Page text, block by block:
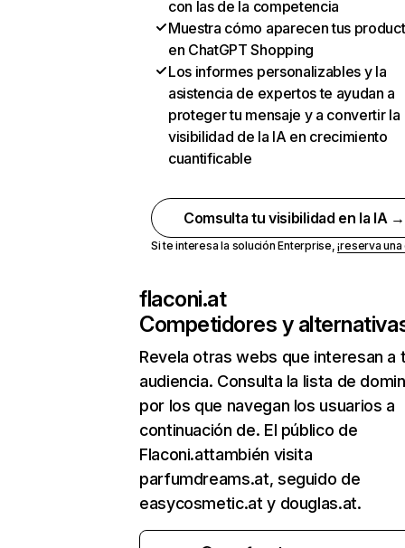
con las de la competencia
Muestra cómo aparecen tus
en ChatGPT Shopping
Los informes personalizables y la
asistencia de expertos te ayudan a
proteger tu mensaje y a convertir la
visibilidad de la IA en crecimiento
cuantificable
Comsulta tu visibilidad en la IA →
Si te interesa la solución Enterprise,¡reserva
flaconi.at
Competidores y
Revela otras webs que interesan a
audiencia. Consulta la lista de
por los que navegan los usuarios a
continuación de. El público de
Flaconi.attambién visita
parfumdreams.at, seguido de
easycosmetic.at y douglas.at.